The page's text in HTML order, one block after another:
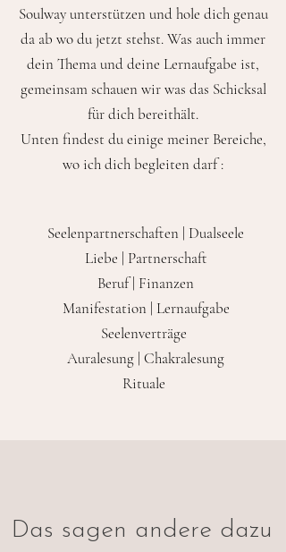
Soulway unterstützen und hole dich genau
da ab wo du jetzt stehst. Was auch immer
dein Thema und deine Lernaufgabe ist,
gemeinsam schauen wir was das Schicksal
für dich bereithält.
Unten findest du einige meiner Bereiche,
wo ich dich begleiten darf :
Seelenpartnerschaften | Dualseele
Liebe | Partnerschaft
Beruf | Finanzen
Manifestation | Lernaufgabe
Seelenverträge
Auralesung | Chakralesung
Rituale
Das sagen andere dazu